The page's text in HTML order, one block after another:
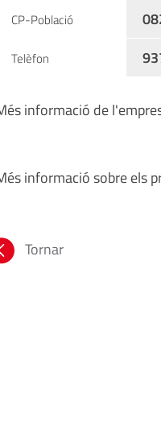
CP-Població
Telèfon
informació de
informació sobre els
Tornar